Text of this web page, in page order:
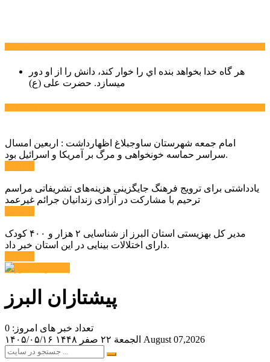
هر گاه خدا بخواهد بنده اي را خوار كند، دانش را از او دور
میسازد. حضرت علی (ع)
امام جمعه شهرستان ساوجبلاغ اظهارداشت : اربعین امسال
سراسر حماسه خونخواهی و مرگ بر آمریکا و اسرائیل بود.
یادداشتی برای ترویج فرهنگ جایگزینی هزینه‌های تشریفاتی مراسم
ترحیم با مشارکت در آزادی زندانیان جرائم غیرعمد
مدیر کل بهزیستی استان البرز از شناسایی ۲ هزار و ۴۰۰ کودک
دارای اختلالات بینایی در این استان خبر داد.
پیشتازان البرز
تعداد خبر های امروز: 0
۱۴۰۵/۰۵/۱۶
الجمعة ۲۲ صفر ۱۴۴۸ August 07,2026